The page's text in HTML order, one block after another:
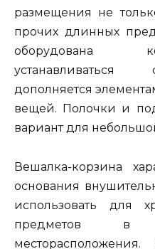
размещения не
прочих длинных
оборудована
устанавливаться
дополняется
вещей. Полочки и
вариант для
Вешалка-корзина
основания
использовать для
предметов в